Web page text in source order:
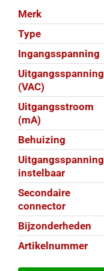
Merk
Type
Ingangsspanning
Uitgangsspanning
(VAC)
Uitgangsstroom
(mA)
Behuizing
Uitgangsspanning
instelbaar
Secondaire
connector
Bijzonderheden
Artikelnummer